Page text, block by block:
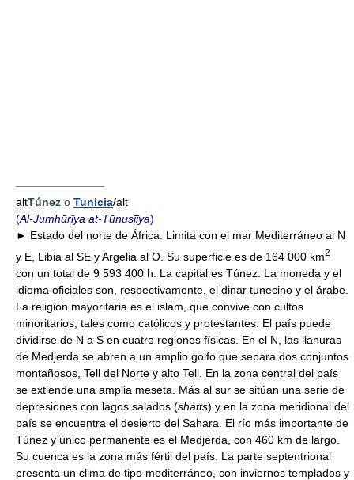
————————
altTúnez o Tunicia/alt
(Al-Jumhūrīya at-Tūnusīīya)
► Estado del norte de África. Limita con el mar Mediterráneo al N
y E, Libia al SE y Argelia al O. Su superficie es de 164 000 km2
con un total de 9 593 400 h. La capital es Túnez. La moneda y el
idioma oficiales son, respectivamente, el dinar tunecino y el árabe.
La religión mayoritaria es el islam, que convive con cultos
minoritarios, tales como católicos y protestantes. El país puede
dividirse de N a S en cuatro regiones físicas. En el N, las llanuras
de Medjerda se abren a un amplio golfo que separa dos conjuntos
montañosos, Tell del Norte y alto Tell. En la zona central del país
se extiende una amplia meseta. Más al sur se sitúan una serie de
depresiones con lagos salados (shatts) y en la zona meridional del
país se encuentra el desierto del Sahara. El río más importante de
Túnez y único permanente es el Medjerda, con 460 km de largo.
Su cuenca es la zona más fértil del país. La parte septentrional
presenta un clima de tipo mediterráneo, con inviernos templados y